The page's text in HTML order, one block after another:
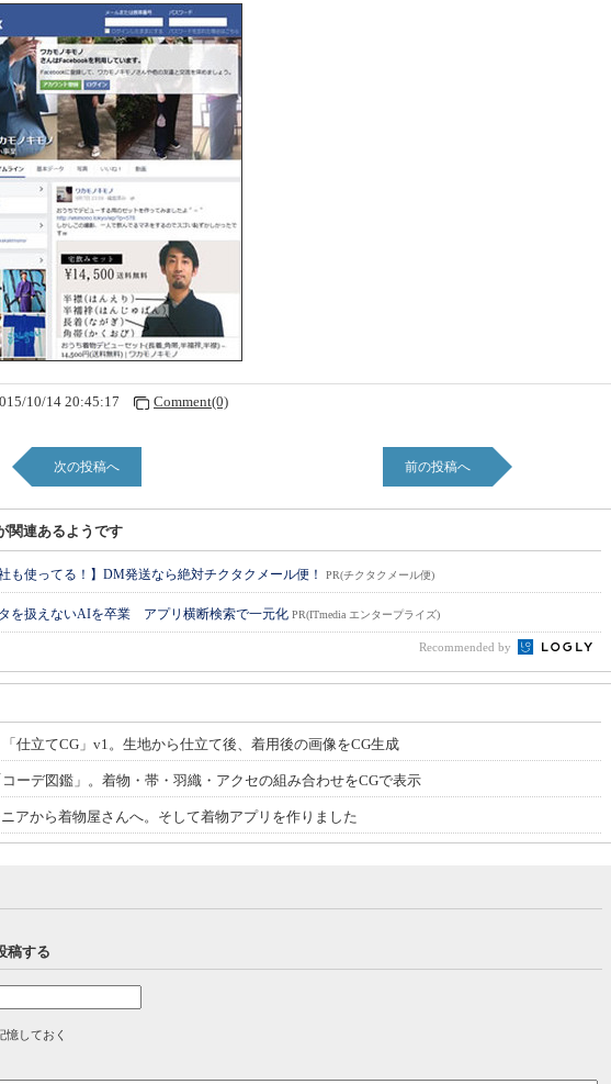
10/14 20:45:17 Comment(0)
次の投稿へ 前の投稿へ
関連あるようです
社も使ってる！】DM発送なら絶対チクタクメール便！ PR(チクタクメール便)
を扱えないAIを卒業 アプリ横断検索で一元化 PR(ITmedia エンタープライズ)
Recommended by
仕立てCG」v1。生地から仕立て後、着用後の画像をCG生成
ーデ図鑑」。着物・帯・羽織・アクセの組み合わせをCGで表示
アから着物屋さんへ。そして着物アプリを作りました
稿する
憶しておく